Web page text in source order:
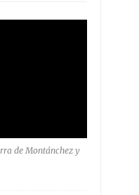
de Montánchez y